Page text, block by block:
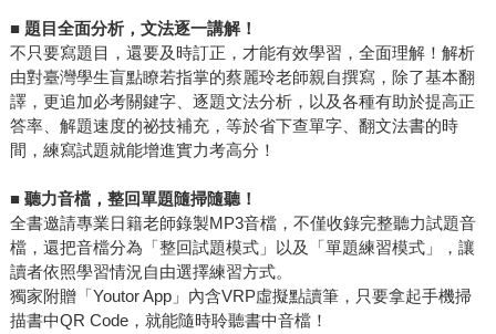
■ 題目全面分析，文法逐一講解！
不只要寫題目，還要及時訂正，才能有效學習，全面理解！解析
由對臺灣學生盲點瞭若指掌的蔡麗玲老師親自撰寫，除了基本翻
譯，更追加必考關鍵字、逐題文法分析，以及各種有助於提高正
答率、解題速度的祕技補充，等於省下查單字、翻文法書的時
間，練寫試題就能增進實力考高分！
■ 聽力音檔，整回單題隨掃隨聽！
全書邀請專業日籍老師錄製MP3音檔，不僅收錄完整聽力試題音
檔，還把音檔分為「整回試題模式」以及「單題練習模式」，讓
讀者依照學習情況自由選擇練習方式。
獨家附贈「Youtor App」內含VRP虛擬點讀筆，只要拿起手機掃
描書中QR Code，就能隨時聆聽書中音檔！